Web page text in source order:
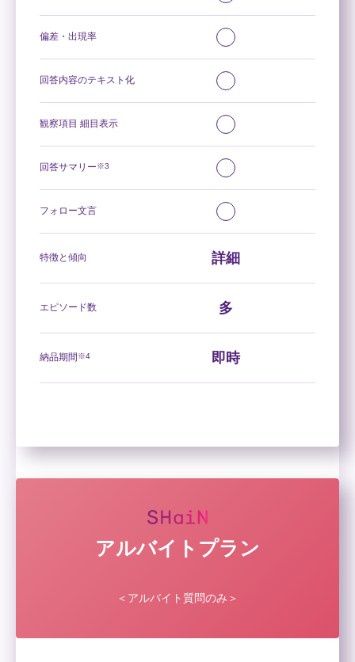
偏差・出現率
回答内容のテキスト化
観察項目 細目表示
回答サマリー※3
フォロー文言
特徴と傾向 詳細
エピソード数 多
納品期間※4 即時
アルバイトプラン
＜アルバイト質問のみ＞